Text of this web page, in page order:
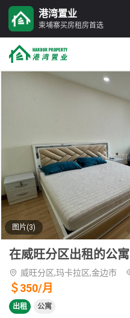
港湾置业
柬埔寨买房租房首选
图片(3)
在威旺分区出租的公寓
威旺分区,玛卡拉区,金边市
＄350/月
出租 公寓